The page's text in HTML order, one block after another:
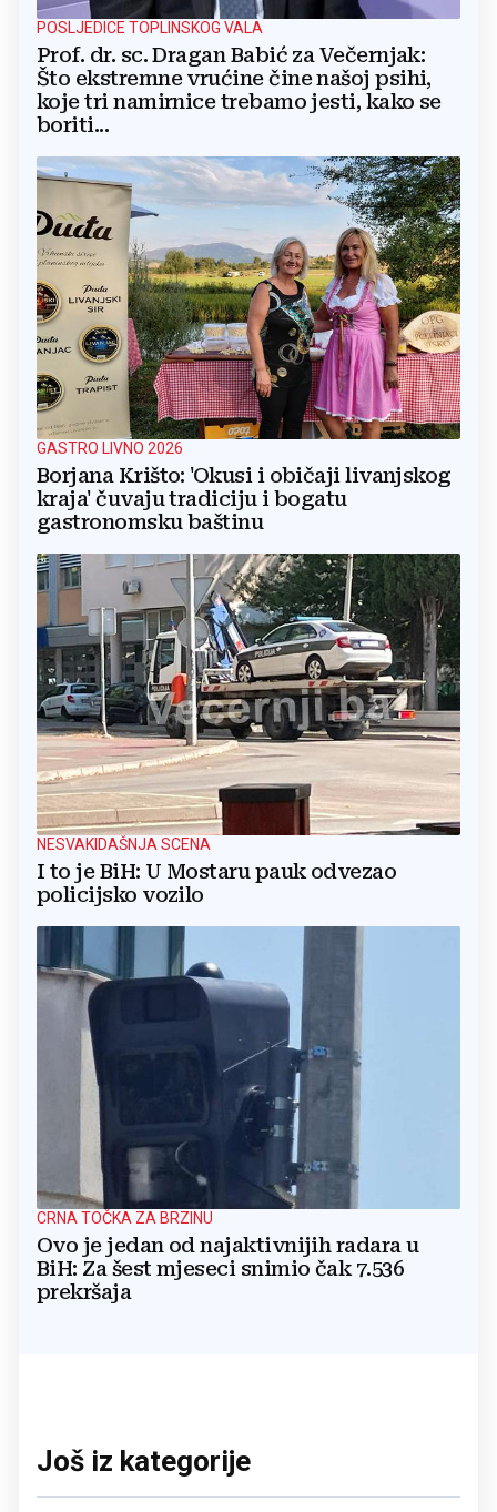
POSLJEDICE TOPLINSKOG VALA
Prof. dr. sc. Dragan Babić za Večernjak:
Što ekstremne vrućine čine našoj psihi,
koje tri namirnice trebamo jesti, kako se
boriti...
GASTRO LIVNO 2026
Borjana Krišto: 'Okusi i običaji livanjskog
kraja' čuvaju tradiciju i bogatu
gastronomsku baštinu
NESVAKIDAŠNJA SCENA
I to je BiH: U Mostaru pauk odvezao
policijsko vozilo
CRNA TOČKA ZA BRZINU
Ovo je jedan od najaktivnijih radara u
BiH: Za šest mjeseci snimio čak 7.536
prekršaja
Još iz kategorije